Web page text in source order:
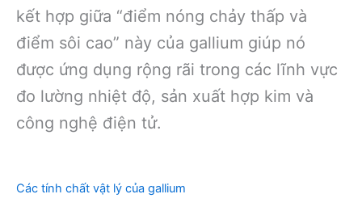
kết hợp giữa “điểm nóng chảy thấp và
điểm sôi cao” này của gallium giúp nó
được ứng dụng rộng rãi trong các lĩnh vực
đo lường nhiệt độ, sản xuất hợp kim và
công nghệ điện tử.
Các tính chất vật lý của gallium